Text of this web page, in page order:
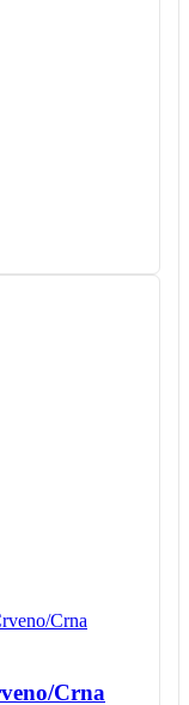
Crna